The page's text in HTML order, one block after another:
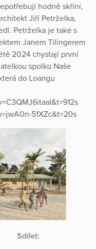
hodně skříní,
Jiří Petrželka,
Petrželka je také s
Janem Tilingerem
2024 chystají první
spolku Naše
do Loangu
51XZc&t=20s
Sdílet: